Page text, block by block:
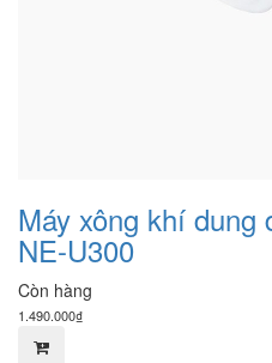
Máy xông khí dung
NE-U300
Còn hàng
1.490.000₫